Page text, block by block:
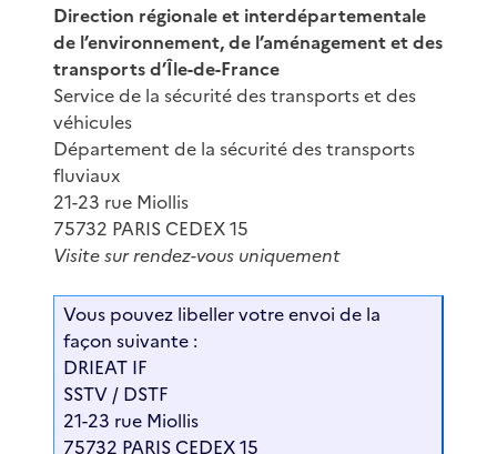
Direction régionale et interdépartementale
de l’environnement, de l’aménagement et des
transports d’Île-de-France
Service de la sécurité des transports et des
véhicules
Département de la sécurité des transports
fluviaux
21-23 rue Miollis
75732 PARIS CEDEX 15
Visite sur rendez-vous uniquement
Vous pouvez libeller votre envoi de la
façon suivante :
DRIEAT IF
SSTV / DSTF
21-23 rue Miollis
75732 PARIS CEDEX 15